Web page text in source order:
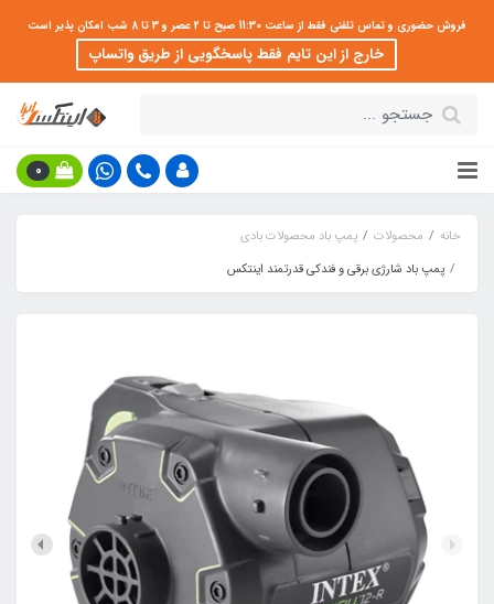
فروش حضوری و تماس تلفنی فقط از ساعت 11:30 صبح تا 2 عصر و 3 تا 8 شب امکان پذیر است
خارج از این تایم فقط پاسخگویی از طریق واتساپ
0
خانه محصولات
پمپ باد محصولات بادی
پمپ باد شارژی برقی و فندکی قدرتمند اینتکس